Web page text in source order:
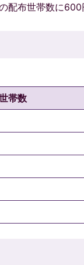
配布世帯数に
帯数